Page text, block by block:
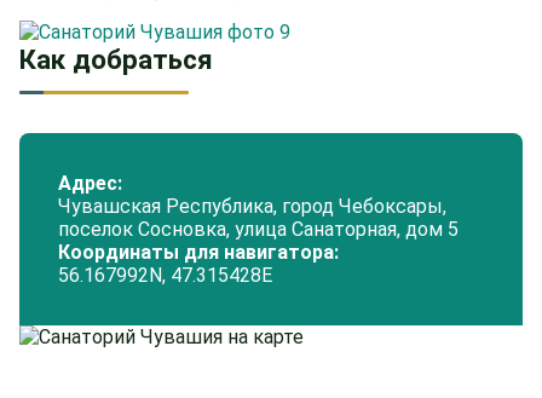
Как добраться
Адрес:
Чувашская Республика, город Чебоксары,
поселок Сосновка, улица Санаторная, дом 5
Координаты для навигатора:
56.167992N, 47.315428Е